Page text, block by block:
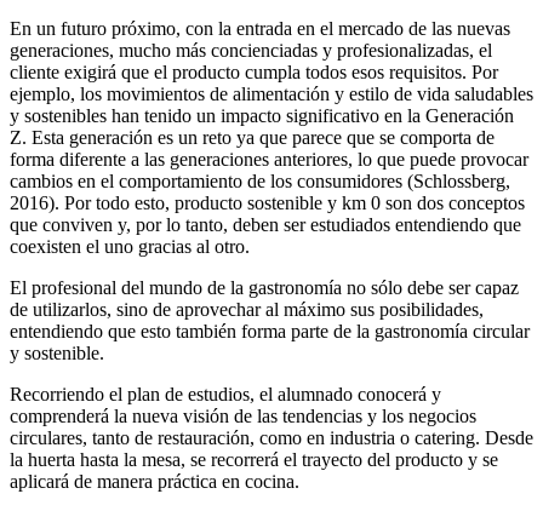
En un futuro próximo, con la entrada en el mercado de las nuevas
generaciones, mucho más concienciadas y profesionalizadas, el
cliente exigirá que el producto cumpla todos esos requisitos. Por
ejemplo, los movimientos de alimentación y estilo de vida saludables
y sostenibles han tenido un impacto significativo en la Generación
Z. Esta generación es un reto ya que parece que se comporta de
forma diferente a las generaciones anteriores, lo que puede provocar
cambios en el comportamiento de los consumidores (Schlossberg,
2016). Por todo esto, producto sostenible y km 0 son dos conceptos
que conviven y, por lo tanto, deben ser estudiados entendiendo que
coexisten el uno gracias al otro.
El profesional del mundo de la gastronomía no sólo debe ser capaz
de utilizarlos, sino de aprovechar al máximo sus posibilidades,
entendiendo que esto también forma parte de la gastronomía circular
y sostenible.
Recorriendo el plan de estudios, el alumnado conocerá y
comprenderá la nueva visión de las tendencias y los negocios
circulares, tanto de restauración, como en industria o catering. Desde
la huerta hasta la mesa, se recorrerá el trayecto del producto y se
aplicará de manera práctica en cocina.